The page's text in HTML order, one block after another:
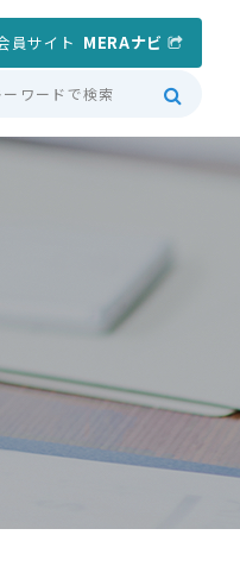
員サイト MERAナビ